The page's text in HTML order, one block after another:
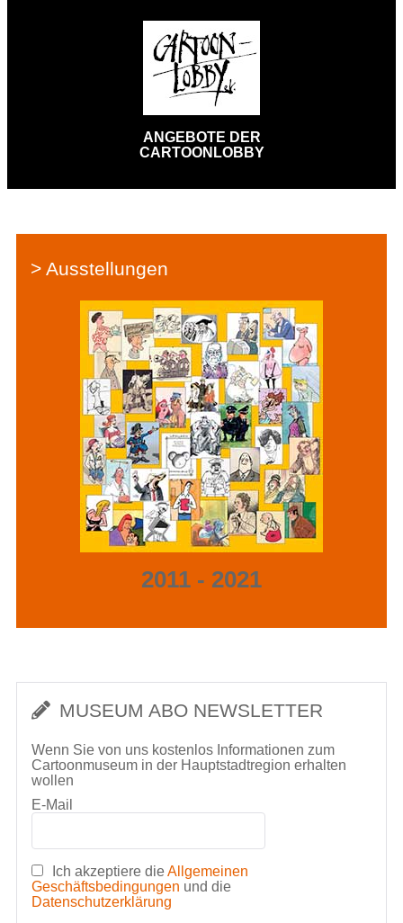
ANGEBOTE DER
CARTOONLOBBY
> Ausstellungen
2011 - 2021
MUSEUM ABO NEWSLETTER
Wenn Sie von uns kostenlos Informationen zum
Cartoonmuseum in der Hauptstadtregion erhalten
wollen
E-Mail
Ich akzeptiere dieAllgemeinen
Geschäftsbedingungen und die
Datenschutzerklärung